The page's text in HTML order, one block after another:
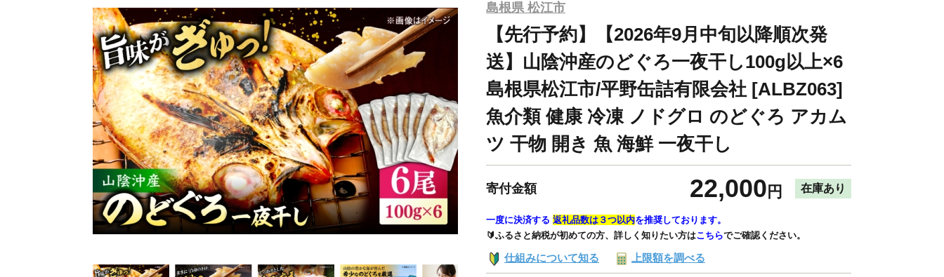
島根県 松江市
【先行予約】【2026年9月中旬以降順次発
送】山陰沖産のどぐろ一夜干し100g以上×6
島根県松江市/平野缶詰有限会社 [ALBZ063]
魚介類 健康 冷凍 ノドグロ のどぐろ アカム
ツ 干物 開き 魚 海鮮 一夜干し
寄付金額 22,000 円 在庫あり
一度に決済する 返礼品数は３つ以内を推奨しております。
🔰ふるさと納税が初めての方、詳しく知りたい方はこちらでご確認ください。
仕組みについて知る 上限額を調べる